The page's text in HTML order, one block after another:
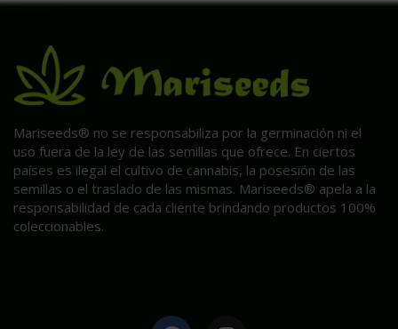
Mariseeds® no se responsabiliza por la germinación ni el
uso fuera de la ley de las semillas que ofrece. En ciertos
países es ilegal el cultivo de cannabis, la posesión de las
semillas o el traslado de las mismas. Mariseeds® apela a la
responsabilidad de cada cliente brindando productos 100%
coleccionables.